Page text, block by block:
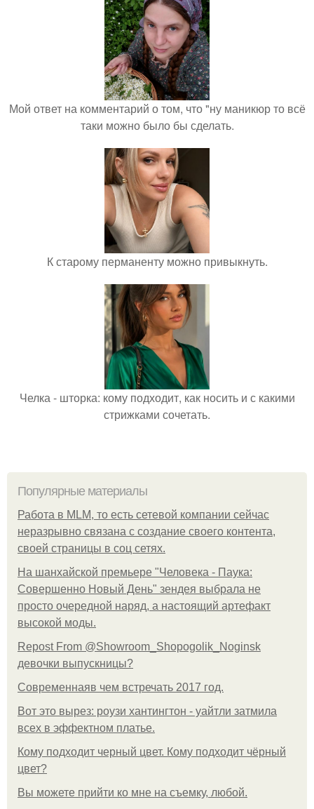
Мой ответ на комментарий о том, что "ну маникюр то всё
таки можно было бы сделать.
К старому перманенту можно привыкнуть.
Челка - шторка: кому подходит, как носить и с какими
стрижками сочетать.
Популярные материалы
Работа в MLM, то есть сетевой компании сейчас
неразрывно связана с создание своего контента,
своей страницы в соц сетях.
На шанхайской премьере "Человека - Паука:
Совершенно Новый День" зендея выбрала не
просто очередной наряд, а настоящий артефакт
высокой моды.
Repost From @Showroom_Shopogolik_Noginsk
девочки выпускницы?
Современнаяв чем встречать 2017 год.
Вот это вырез: роузи хантингтон - уайтли затмила
всех в эффектном платьe.
Кому подходит черный цвет. Кому подходит чёрный
цвет?
Вы можете прийти ко мне на съемку, любой.